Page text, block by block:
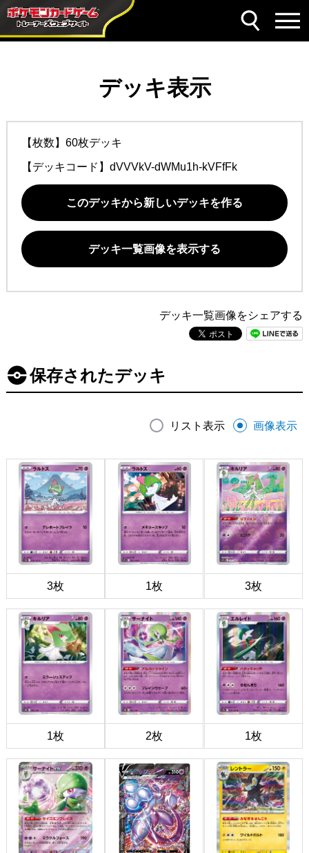
デッキ表示
【枚数】60枚デッキ
【デッキコード】 dVVVkV-dWMu1h-kVFfFk
このデッキから新しいデッキを作る
デッキ一覧画像を表示する
デッキ一覧画像をシェアする
保存されたデッキ
リスト表示 画像表示
3枚 1枚 3枚
1枚 2枚 1枚